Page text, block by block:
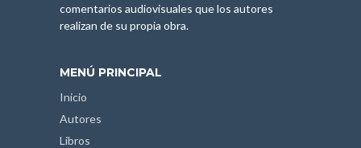
comentarios audiovisuales que los autores
realizan de su propia obra.
MENÚ PRINCIPAL
Inicio
Autores
Libros